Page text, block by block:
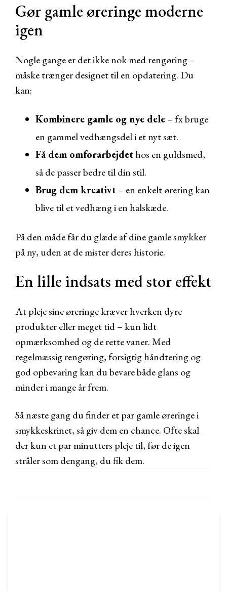
Gør gamle øreringe moderne
igen
Nogle gange er det ikke nok med rengøring –
måske trænger designet til en opdatering. Du
kan:
Kombinere gamle og nye dele– fx bruge
en gammel vedhængsdel i et nyt sæt.
Få dem omforarbejdethos en guldsmed,
så de passer bedre til din stil.
Brug dem kreativt– en enkelt ørering kan
blive til et vedhæng i en halskæde.
På den måde får du glæde af dine gamle smykker
på ny, uden at de mister deres historie.
En lille indsats med stor effekt
At pleje sine øreringe kræver hverken dyre
produkter eller meget tid – kun lidt
opmærksomhed og de rette vaner. Med
regelmæssig rengøring, forsigtig håndtering og
god opbevaring kan du bevare både glans og
minder i mange år frem.
Så næste gang du finder et par gamle øreringe i
smykkeskrinet, så giv dem en chance. Ofte skal
der kun et par minutters pleje til, før de igen
stråler som dengang, du fik dem.